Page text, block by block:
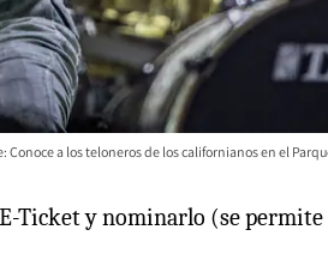
Conoce a los teloneros de los californianos en el
Ticket y nominarlo (se